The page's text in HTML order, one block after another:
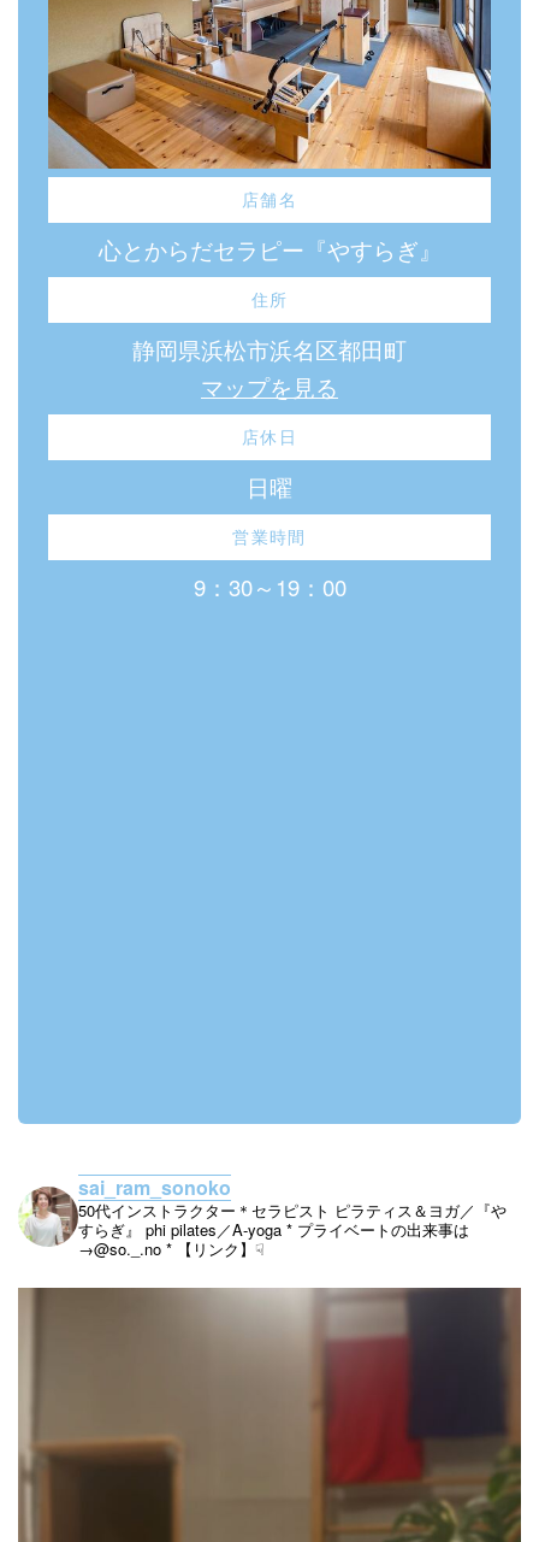
店舗名
心とからだセラピー『やすらぎ』
住所
静岡県浜松市浜名区都田町
マップを見る
店休日
日曜
営業時間
9：30～19：00
sai_ram_sonoko
50代インストラクター＊セラピスト ピラティス＆ヨガ／『や
すらぎ』
phi pilates／A-yoga * プライベートの出来事は
→@so._.no * 【リンク】☟